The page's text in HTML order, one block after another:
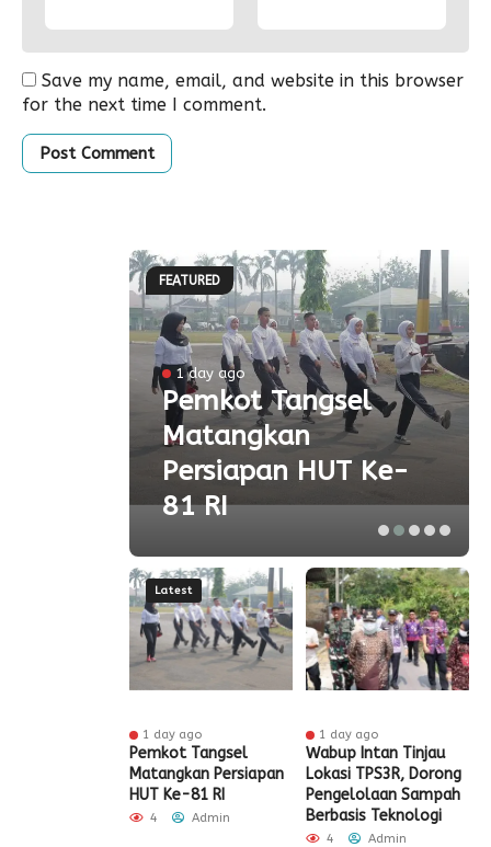
Save my name, email, and website in this browser
for the next time I comment.
FEATURED
1 day ago
Pemkot Tangsel
Matangkan
Persiapan HUT Ke-
81 RI
Latest
1 day ago
Pemkot Tangsel
Matangkan Persiapan
HUT Ke-81 RI
4 Admin
1 day ago
Wabup Intan Tinjau
Lokasi TPS3R, Dorong
Pengelolaan Sampah
Berbasis Teknologi
4 Admin